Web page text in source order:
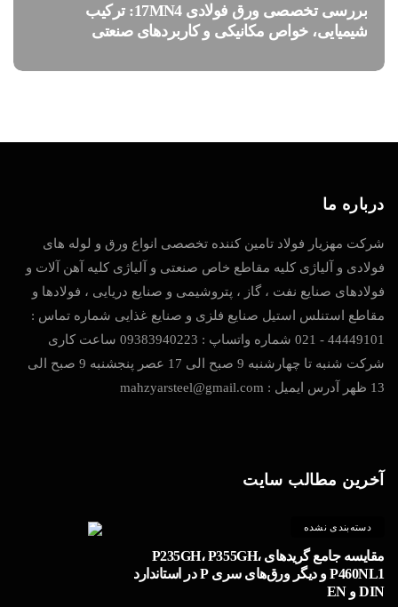
بررسی تخصصی ورق فولادی 17MN4: ترکیب
شیمیایی، خواص مکانیکی و کاربردهای صنعتی
درباره ما
شرکت مهزیار فولاد تامین کننده تخصصی انواع ورق و لوله های
فولادی و آلیاژی کلیه مقاطع خاص صنعتی و آلیاژی کلیه آهن آلات و
فولادهای صنایع نفت ، گاز ، پتروشیمی و صنایع دریایی ، فولادها و
مقاطع استنلس استیل صنایع فلزی و صنایع غذایی شماره تماس :
44449101 - 021 شماره واتساپ : 09383940223 ساعت کاری
شرکت شنبه تا چهارشنبه 9 صبح الی 17 عصر پنجشنبه 9 صبح الی
13 ظهر آدرس ایمیل : mahzyarsteel@gmail.com
آخرین مطالب سایت
دسته‌بندی نشده
مقایسه جامع گریدهای P235GH، P355GH،
P460NL1 و دیگر ورق‌های سری P در استاندارد
DIN و EN